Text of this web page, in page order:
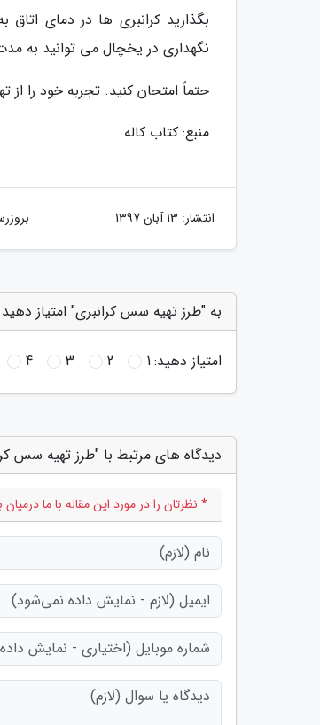
بگذارید کرانبری ها در دمای
نگهداری در یخچال می توانید به مدت 2 هفته مصرف
حتماً امتحان کنید. تجربه خود را از
منبع: کتاب کاله
انتشار: 13 آبان 1397
به "طرز تهیه سس کرانبری" امتیاز دهید
امتیاز دهید:1
2
3
4
دیدگاه های مرتبط با "طرز تهیه سس
* نظرتان را در مورد این مقاله با ما درمیان